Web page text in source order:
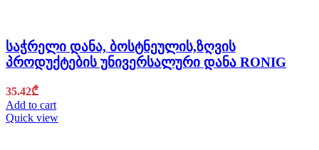
საჭრელი დანა, ბოსტნეულის,ზღვის
პროდუქტების უნივერსალური დანა RONIG
35.42₾
Add to cart
Quick view